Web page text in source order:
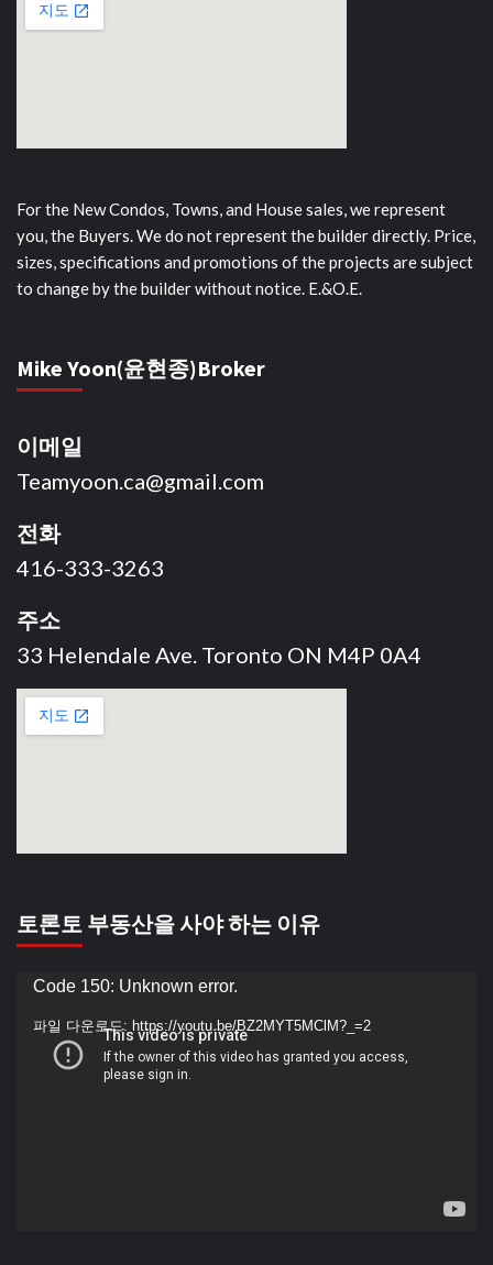
For the New Condos, Towns, and House sales, we represent
you, the Buyers. We do not represent the builder directly. Price,
sizes, specifications and promotions of the projects are subject
to change by the builder without notice. E.&O.E.
Mike Yoon(윤현종)Broker
이메일
Teamyoon.ca@gmail.com
전화
416-333-3263
주소
33 Helendale Ave. Toronto ON M4P 0A4
토론토 부동산을 사야 하는 이유
동
영
Code 150: Unknown error.
파일 다운로드: https://youtu.be/BZ2MYT5MClM?_=2